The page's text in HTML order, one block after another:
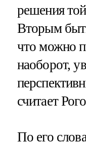
решения
Вторым
что можно
наоборот,
считает
По его